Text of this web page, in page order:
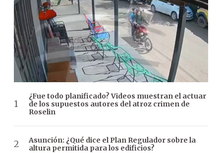
¿Fue todo planificado? Videos muestran el actuar
de los supuestos autores del atroz crimen de
Roselin
Asunción: ¿Qué dice el Plan Regulador sobre la
altura permitida para los edificios?